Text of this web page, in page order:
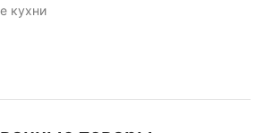
кухни